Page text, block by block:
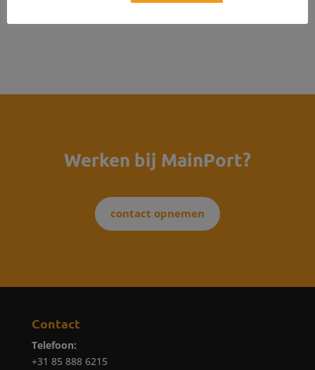
Werken bij MainPort?
contact opnemen
Contact
Telefoon:
+31 85 888 6215